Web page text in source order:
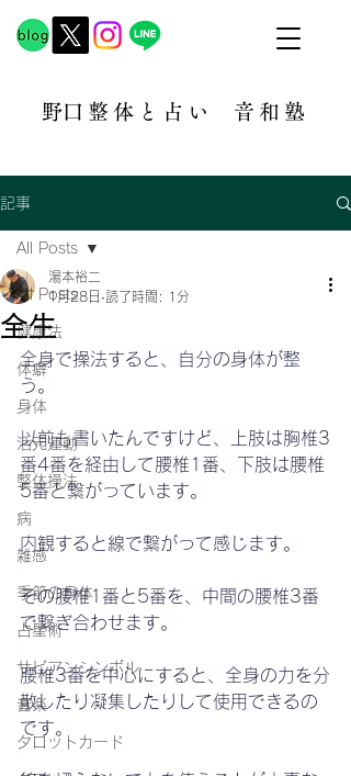
​野口整体と占い 音和塾​
記事
All Posts
健康法
体癖
身体
活元運動
整体操法
病
雑感
季節の身体
占星術
サビアンシンボル
音楽
タロットカード
All Posts
全生
湯本裕二
1月28日 読了時間: 1分
全身で操法すると、自分の身体が整
う。
以前も書いたんですけど、上肢は胸椎3
番4番を経由して腰椎1番、下肢は腰椎
5番と繋がっています。
内観すると線で繋がって感じます。
その腰椎1番と5番を、中間の腰椎3番
で繋ぎ合わせます。
腰椎3番を中心にすると、全身の力を分
散したり凝集したりして使用できるの
です。